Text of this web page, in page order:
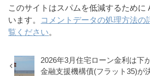
このサイトはスパムを低減するために
います。 コメントデータの処理方法の
覧ください。
2026年3月住宅ローン金利は下
金融支援機構債(フラット35)が